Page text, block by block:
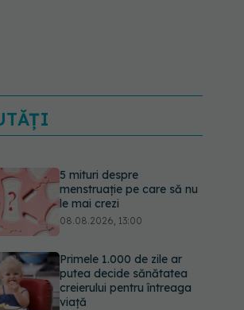
5 mituri despre
menstruație pe care să nu
le mai crezi
08.08.2026, 13:00
Primele 1.000 de zile ar
putea decide sănătatea
creierului pentru întreaga
viață